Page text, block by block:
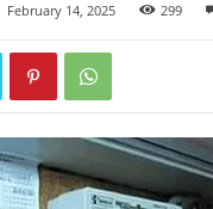
February 14, 2025 299